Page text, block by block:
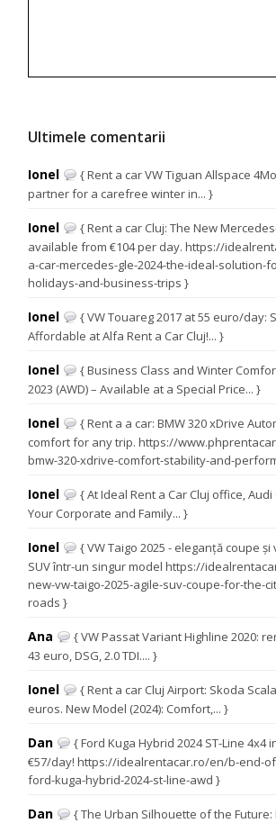
Ultimele comentarii
Ionel
{ Rent a car VW Tiguan Allspace
partner for a carefree winter in... }
Ionel
{ Rent a car Cluj: The New
available from €104 per day. https://
a-car-mercedes-gle-2024-the-ideal-solution-
holidays-and-business-trips }
Ionel
{ VW Touareg 2017 at 55 euro/day:
Affordable at Alfa Rent a Car Cluj!... }
Ionel
{ Business Class and Winter
2023 (AWD) – Available at a Special Price... }
Ionel
{ Rent a a car: BMW 320 xDrive
comfort for any trip. https://
bmw-320-xdrive-comfort-stability-and-
Ionel
{ At Ideal Rent a Car Cluj office, Audi
Your Corporate and Family... }
Ionel
{ VW Taigo 2025 - eleganță coupe
SUV într-un singur model https://
new-vw-taigo-2025-agile-suv-coupe-for-the-
roads }
Ana
{ VW Passat Variant Highline 2020:
43 euro, DSG, 2.0 TDI.... }
Ionel
{ Rent a car Cluj Airport: Skoda
euros. New Model (2024): Comfort,... }
Dan
{ Ford Kuga Hybrid 2024 ST-Line 4x4
€57/day! https://idealrentacar.ro/en/b-end-
ford-kuga-hybrid-2024-st-line-awd }
Dan
{ The Urban Silhouette of the Future: